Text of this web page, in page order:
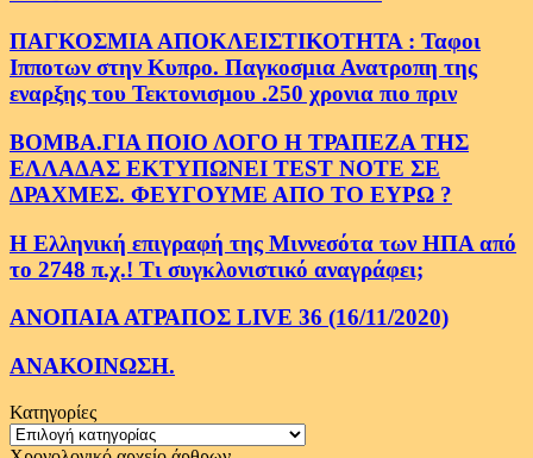
ΠΑΓΚΟΣΜΙΑ ΑΠΟΚΛΕΙΣΤΙΚΟΤΗΤΑ : Ταφοι
Ιπποτων στην Κυπρο. Παγκοσμια Ανατροπη της
εναρξης του Τεκτονισμου .250 χρονια πιο πριν
ΒΟΜΒΑ.ΓΙΑ ΠΟΙΟ ΛΟΓΟ Η ΤΡΑΠΕΖΑ ΤΗΣ
ΕΛΛΑΔΑΣ ΕΚΤΥΠΩΝΕΙ TEST NOTE ΣΕ
ΔΡΑΧΜΕΣ. ΦΕΥΓΟΥΜΕ ΑΠΟ ΤΟ ΕΥΡΩ ?
Η Ελληνική επιγραφή της Μιννεσότα των ΗΠΑ από
το 2748 π.χ.! Τι συγκλονιστικό αναγράφει;
ΑΝΟΠΑΙΑ ΑΤΡΑΠΟΣ LIVE 36 (16/11/2020)
ΑΝΑΚΟΙΝΩΣΗ.
Κατηγορίες
Κατηγορίες